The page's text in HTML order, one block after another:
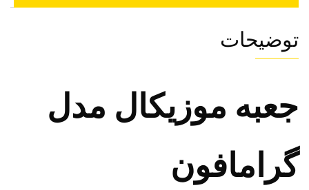
توضیحات
جعبه موزیکال مدل
گرامافون